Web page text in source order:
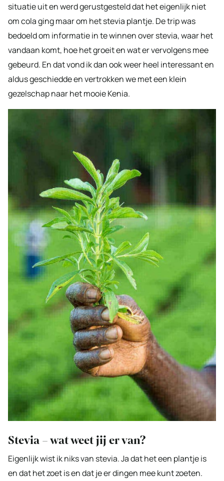
situatie uit en werd gerustgesteld dat het eigenlijk niet
om cola ging maar om het stevia plantje. De trip was
bedoeld om informatie in te winnen over stevia, waar het
vandaan komt, hoe het groeit en wat er vervolgens mee
gebeurd. En dat vond ik dan ook weer heel interessant en
aldus geschiedde en vertrokken we met een klein
gezelschap naar het mooie Kenia.
Stevia – wat weet jij er van?
Eigenlijk wist ik niks van stevia. Ja dat het een plantje is
en dat het zoet is en dat je er dingen mee kunt zoeten.